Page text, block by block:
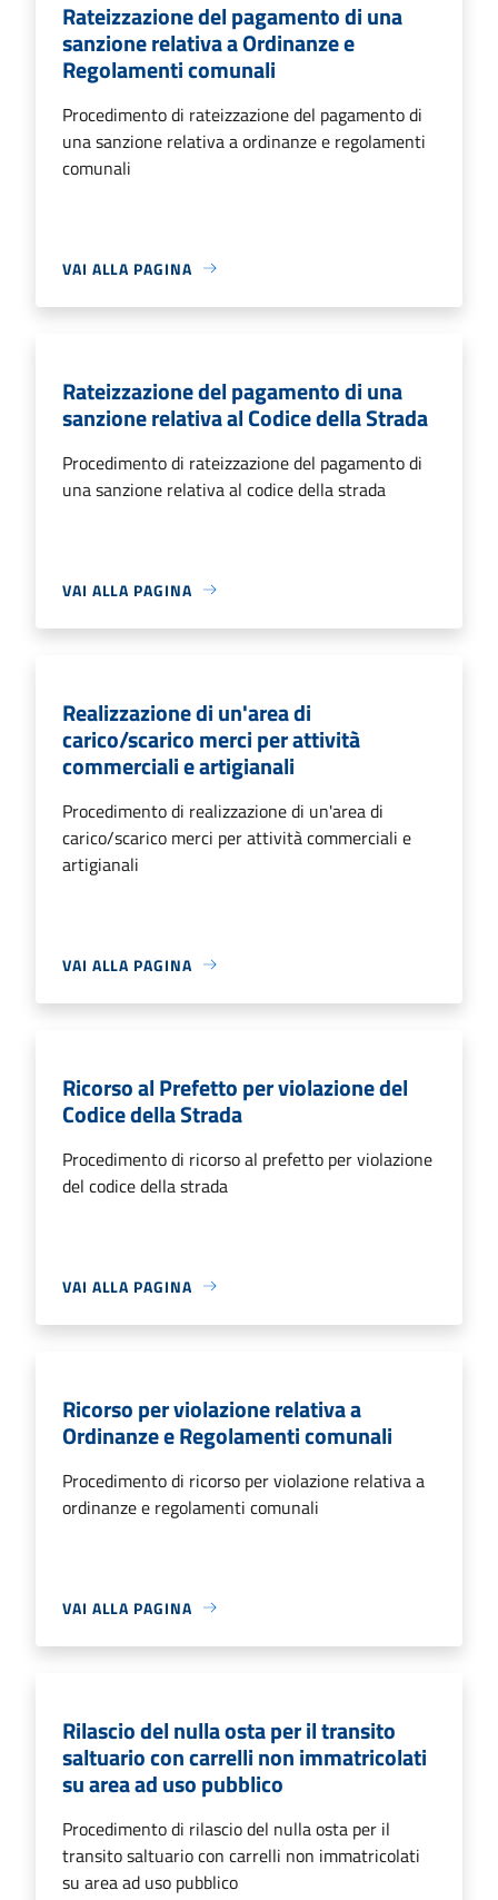
Rateizzazione del pagamento di una
sanzione relativa a Ordinanze e
Regolamenti comunali
Procedimento di rateizzazione del pagamento di
una sanzione relativa a ordinanze e regolamenti
comunali
VAI ALLA PAGINA
Rateizzazione del pagamento di una
sanzione relativa al Codice della Strada
Procedimento di rateizzazione del pagamento di
una sanzione relativa al codice della strada
VAI ALLA PAGINA
Realizzazione di un'area di
carico/scarico merci per attività
commerciali e artigianali
Procedimento di realizzazione di un'area di
carico/scarico merci per attività commerciali e
artigianali
VAI ALLA PAGINA
Ricorso al Prefetto per violazione del
Codice della Strada
Procedimento di ricorso al prefetto per violazione
del codice della strada
VAI ALLA PAGINA
Ricorso per violazione relativa a
Ordinanze e Regolamenti comunali
Procedimento di ricorso per violazione relativa a
ordinanze e regolamenti comunali
VAI ALLA PAGINA
Rilascio del nulla osta per il transito
saltuario con carrelli non immatricolati
su area ad uso pubblico
Procedimento di rilascio del nulla osta per il
transito saltuario con carrelli non immatricolati
su area ad uso pubblico